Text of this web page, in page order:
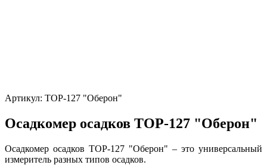
Артикул: ТОР-127 "Оберон"
Осадкомер осадков ТОР-127 "Оберон"
Осадкомер осадков ТОР-127 "Оберон" – это универсальный
измеритель разных типов осадков.